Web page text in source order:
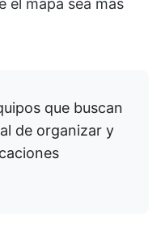
que buscan
de organizar y